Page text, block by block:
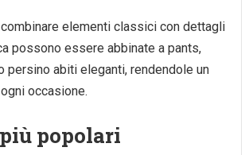
elementi classici con dettagli
possono essere abbinate a pants,
persino abiti eleganti, rendendole un
occasione.
popolari